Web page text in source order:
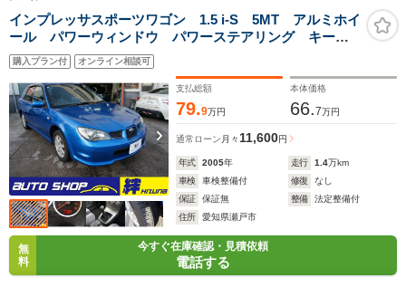
インプレッサスポーツワゴン 1.5 i-S 5MT アルミホイ
ール パワーウィンドウ パワーステアリング キーレ
スキー 運転席エアバック 助手席エアバック アル
ミホイール
購入プラン付 オンライン相談可
支払総額
79.9万円
本体価格
66.7万円
通常ローン 月々11,600円
年式 2005年 走行 1.4万km
車検
車検整備付 修復
なし
保証
保証無 整備
法定整備付
住所
愛知県瀬戸市
無
料
今すぐ在庫確認・見積依頼
電話する